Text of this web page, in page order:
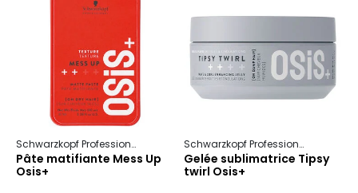
Schwarzkopf Professional Texture
Pâte matifiante Mess Up
Osis+
Schwarzkopf Professional
Gelée sublimatrice Tipsy
twirl Osis+